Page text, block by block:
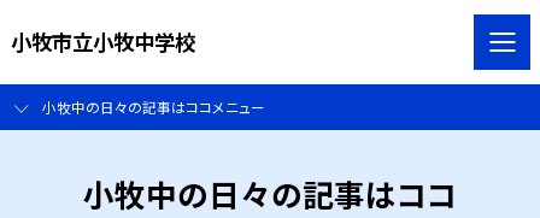
小牧市立小牧中学校
小牧中の日々の記事はココメニュー
小牧中の日々の記事はココ